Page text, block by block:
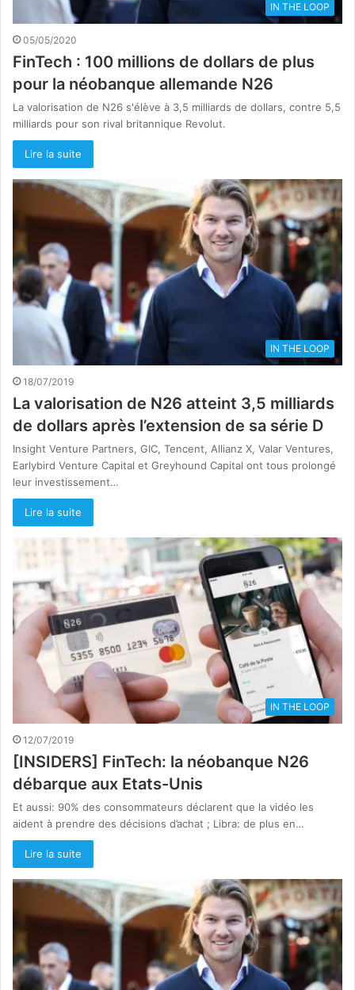
IN THE LOOP
05/05/2020
FinTech : 100 millions de dollars de plus
pour la néobanque allemande N26
La valorisation de N26 s'élève à 3,5 milliards de dollars, contre 5,5
milliards pour son rival britannique Revolut.
Lire la suite
IN THE LOOP
18/07/2019
La valorisation de N26 atteint 3,5 milliards
de dollars après l’extension de sa série D
Insight Venture Partners, GIC, Tencent, Allianz X, Valar Ventures,
Earlybird Venture Capital et Greyhound Capital ont tous prolongé
leur investissement…
Lire la suite
IN THE LOOP
12/07/2019
[INSIDERS] FinTech: la néobanque N26
débarque aux Etats-Unis
Et aussi: 90% des consommateurs déclarent que la vidéo les
aident à prendre des décisions d’achat ; Libra: de plus en…
Lire la suite